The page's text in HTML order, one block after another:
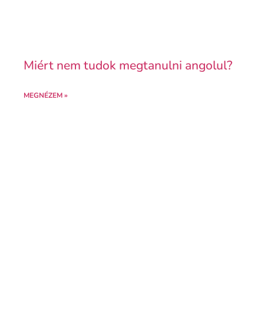
Miért nem tudok megtanulni angolul?
MEGNÉZEM »